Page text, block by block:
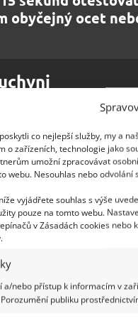
co nejlepší služby, my a
o zařízeních, technologie jako
umožní zpracovávat
webu. Nesouhlas nebo
vyjádřete souhlas s výše
pouze na tomto webu.
v Zásadách cookies
a/nebo přístup k informacím v
publiku
obyčejný ocet
by se říct, rub a líc.
lesklý líc naopak
alobalem na dně
fólií a solí pak
čištění je vhodný jen
alobalu se hodí,
se zbytečně
prkně. Stejný